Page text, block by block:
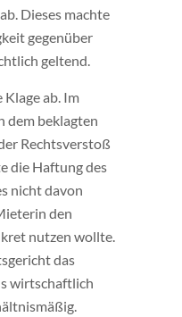
Dieses machte
gegenüber
geltend.
ab. Im
dem beklagten
Rechtsverstoß
die Haftung des
nicht davon
den
nutzen wollte.
das
wirtschaftlich